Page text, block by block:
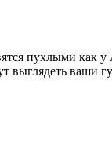
пухлыми
выглядеть ваши